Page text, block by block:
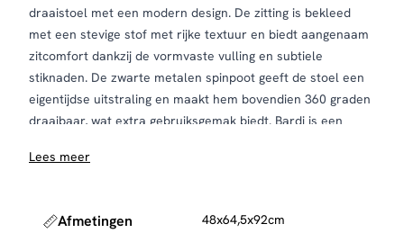
draaistoel met een modern design. De zitting is bekleed
met een stevige stof met rijke textuur en biedt aangenaam
zitcomfort dankzij de vormvaste vulling en subtiele
stiknaden. De zwarte metalen spinpoot geeft de stoel een
eigentijdse uitstraling en maakt hem bovendien 360 graden
draaibaar, wat extra gebruiksgemak biedt. Bardi is een
eethoeken. Verkrijgbaar in drie kleuren: beige, lichtgrijs en
Om de bekleding netjes te houden, raden we aan de stoel
Lees meer
Afmetingen 48x64,5x92cm